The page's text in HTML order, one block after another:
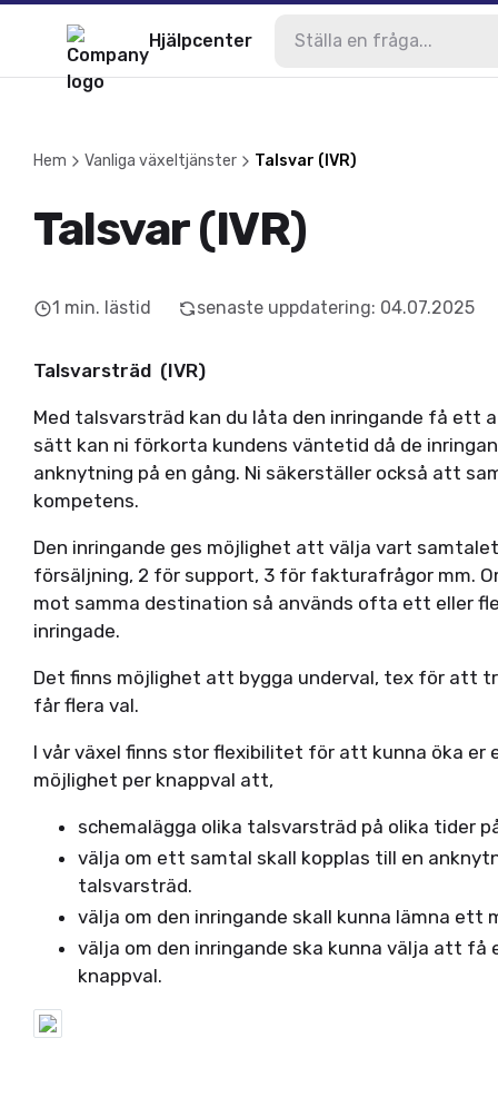
Hjälpcenter
Hem Vanliga växeltjänster Talsvar (IVR)
Talsvar (IVR)
1 min. lästid senaste uppdatering: 04.07.2025
Talsvarsträd (IVR)
Med talsvarsträd kan du låta den inringande få ett
sätt kan ni förkorta kundens väntetid då de
anknytning på en gång. Ni säkerställer också att
kompetens.
Den inringande ges möjlighet att välja vart
försäljning, 2 för support, 3 för fakturafrågor mm.
mot samma destination så används ofta ett eller
inringade.
Det finns möjlighet att bygga underval, tex för att
får flera val.
I vår växel finns stor flexibilitet för att kunna öka
möjlighet per knappval att,
schemalägga olika talsvarsträd på olika tider
välja om ett samtal skall kopplas till en
talsvarsträd.
välja om den inringande skall kunna lämna ett
välja om den inringande ska kunna välja att
knappval.